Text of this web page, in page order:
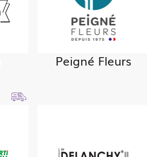
Peigné Fleurs